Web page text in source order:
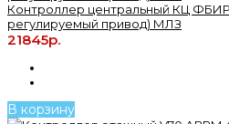
Контроллер центральный КЦ
регулируемый привод) МЛЗ
21845р.
В корзину